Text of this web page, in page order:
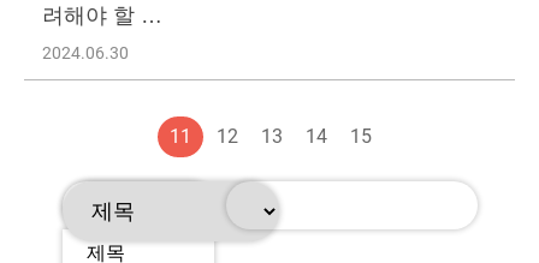
려해야 할 …
2024.06.30
11 12 13 14 15
제목